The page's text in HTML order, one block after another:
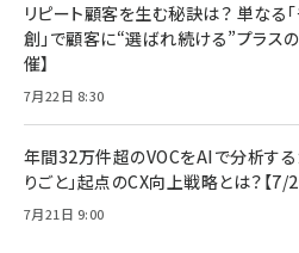
リピート顧客を生む秘訣は？ 単なる
創」で顧客に“選ばれ続ける”プラス
催】
7月22日 8:30
年間32万件超のVOCをAIで分析する
りごと」起点のCX向上戦略とは？【7/
7月21日 9:00